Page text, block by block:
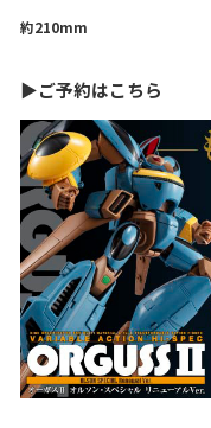
約210mm
▶ご予約はこちら